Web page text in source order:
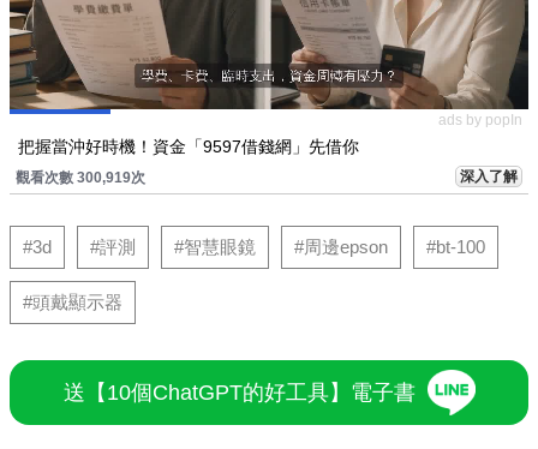
ads by popIn
把握當沖好時機！資金「9597借錢網」先借你
觀看次數 300,919次 深入了解
#3d #評測 #智慧眼鏡 #周邊epson #bt-100
#頭戴顯示器
送【10個ChatGPT的好工具】電子書